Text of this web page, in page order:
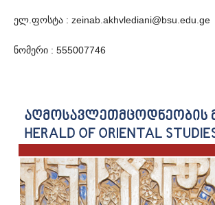
ელ.ფოსტა : zeinab.akhvlediani@bsu.edu.ge
ნომერი : 555007746